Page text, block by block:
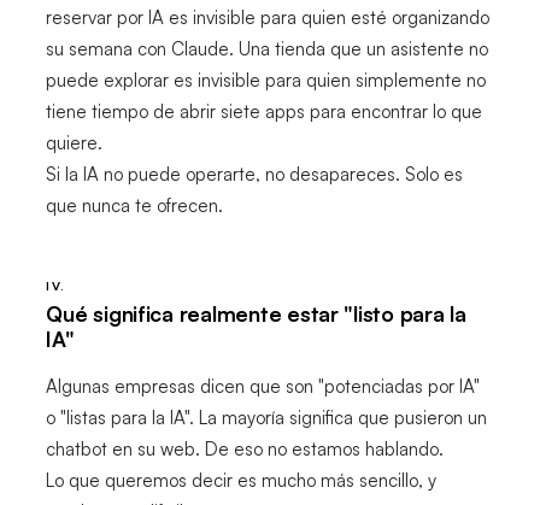
reservar por IA es invisible para quien esté organizando
su semana con Claude. Una tienda que un asistente no
puede explorar es invisible para quien simplemente no
tiene tiempo de abrir siete apps para encontrar lo que
quiere.
Si la IA no puede operarte, no desapareces. Solo es
que nunca te ofrecen.
IV.
Qué significa realmente estar "listo para la
IA"
Algunas empresas dicen que son "potenciadas por IA"
o "listas para la IA". La mayoría significa que pusieron un
chatbot en su web. De eso no estamos hablando.
Lo que queremos decir es mucho más sencillo, y